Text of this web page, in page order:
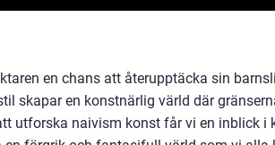
en chans att återupptäcka sin
skapar en konstnärlig värld där
utforska naivism konst får vi en inblick i